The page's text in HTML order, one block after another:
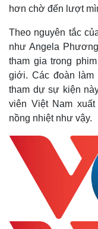
hơn chờ đến lượt
Theo nguyên tắc
như Angela
tham gia trong
giới. Các đoàn làm
tham dự sự kiện
viên Việt Nam
nồng nhiệt như vậy.